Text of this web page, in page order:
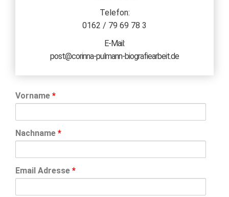
Telefon:
0162 / 79 69 78 3
E-Mail:
post@corinna-pulmann-biografiearbeit.de​
Vorname *
Nachname *
Email Adresse *